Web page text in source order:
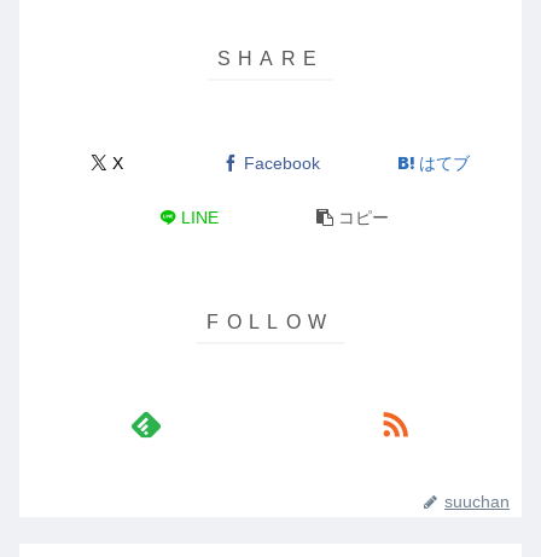
X Facebook はてブ
LINE コピー
suuchan